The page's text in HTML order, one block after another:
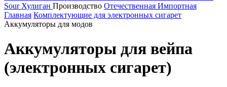
Sour Хулиган Производство Отечественная Импортная
Главная Комплектующие для электронных сигарет
Аккумуляторы для модов
Аккумуляторы для вейпа
(электронных сигарет)